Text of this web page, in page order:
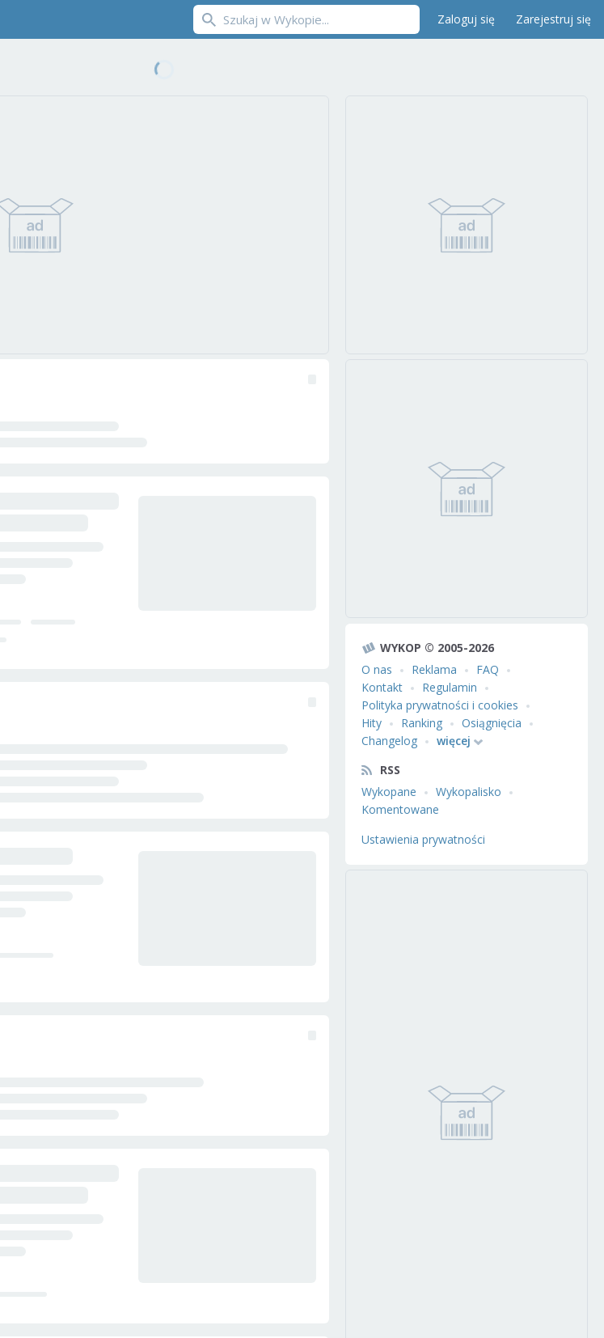
Zaloguj się Zarejestruj się
WYKOP © 2005-2026
O nas
Reklama
FAQ
Kontakt
Regulamin
Polityka prywatności i cookies
Hity
Ranking
Osiągnięcia
Changelog
więcej
RSS
Wykopane
Wykopalisko
Komentowane
Ustawienia prywatności